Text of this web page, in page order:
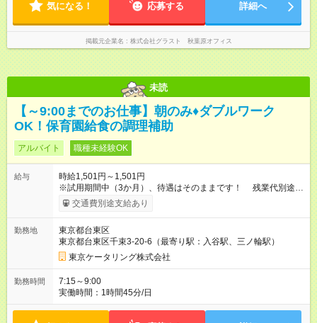
気になる！ 応募する 詳細へ
掲載元企業名 株式会社グラスト 秋葉原オフィス
未読
【～9:00までのお仕事】朝のみ♦ダブルワーク
OK！保育園給食の調理補助
アルバイト 職種未経験OK
給与
時給1,501円～1,501円
※試用期間中（3か月）、待遇はそのままです！ 残業代別途支
給（残業はほぼなし） 【試用期間】試用期間あり 試用期間の長
さ：3ヶ月 雇用形態、給与は本採用時と同じです。
交通費別途支給あり
勤務地
東京都台東区
東京都台東区千束3-20-6（最寄り駅：入谷駅、三ノ輪駅）
東京ケータリング株式会社
勤務時間
7:15～9:00
実働時間：1時間45分/日